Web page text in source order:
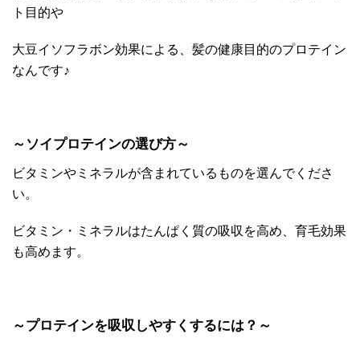
ト目的や
大豆イソフラボン効果による、髪の健康目的のプロテイン
なんです♪
～ソイプロテインの選び方～
ビタミンやミネラルが含まれているものを選んでくださ
い。
ビタミン・ミネラルはたんぱく質の吸収を高め、育毛効果
も高めます。
～プロテインを吸収しやすくするには？～